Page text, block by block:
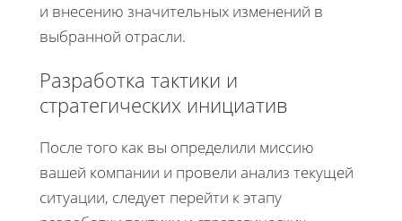
и внесению значительных изменений в
выбранной отрасли.
Разработка тактики и
стратегических инициатив
После того как вы определили миссию
вашей компании и провели анализ текущей
ситуации, следует перейти к этапу